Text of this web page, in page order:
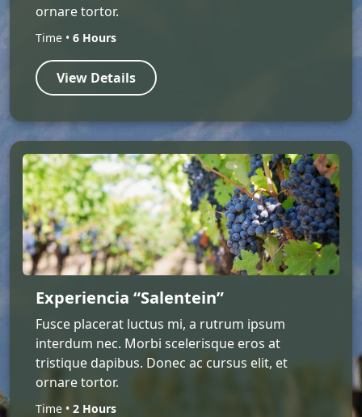
ornare tortor.
Time • 6 Hours
View Details
Experiencia “Salentein”
Fusce placerat luctus mi, a rutrum ipsum
interdum nec. Morbi scelerisque eros at
tristique dapibus. Donec ac cursus elit, et
ornare tortor.
Time • 2 Hours